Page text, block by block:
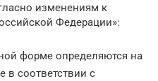
изменениям к
Федерации»:
форме определяются на
в соответствии с